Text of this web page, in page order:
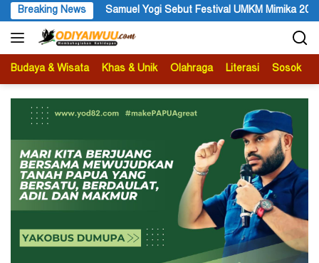
Langsung
ke
konten
Breaking News
Samuel Yogi Sebut Festival UMKM Mimika 2026 Momentum
Budaya & Wisata Khas & Unik Olahraga Literasi Sosok